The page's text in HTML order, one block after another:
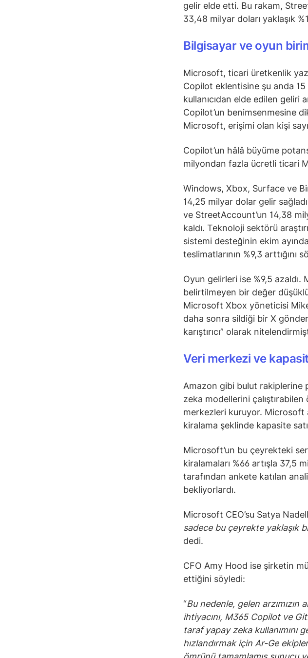
gelir elde etti. Bu rakam,
33,48 milyar doları yaklaşık
Bilgisayar ve oyun
Microsoft, ticari üretkenlik
Copilot eklentisine şu anda 15
kullanıcıdan elde edilen geliri
Copilot’un benimsenmesine
Microsoft, erişimi olan kişi
Copilot’un hâlâ büyüme
milyondan fazla ücretli ticari
Windows, Xbox, Surface ve
14,25 milyar dolar gelir
ve StreetAccount’un 14,38
kaldı. Teknoloji sektörü
sistemi desteğinin ekim
teslimatlarının %9,3 arttığını
Oyun gelirleri ise %9,5
belirtilmeyen bir değer
Microsoft Xbox yöneticisi Mike
daha sonra sildiği bir X
karıştırıcı” olarak
Veri merkezi ve
Amazon gibi bulut rakiplerine
zeka modellerini çalıştırabilen
merkezleri kuruyor. Microsoft
kiralama şeklinde kapasite
Microsoft’un bu çeyrekteki
kiralamaları %66 artışla 37,5
tarafından ankete katılan
bekliyorlardı.
Microsoft CEO’su Satya
sadece bu çeyrekte yaklaşık
dedi.
CFO Amy Hood ise şirketin
ettiğini söyledi:
“Bu nedenle, gelen arzımızın
ihtiyacını, M365 Copilot ve
taraf yapay zeka kullanımını
hızlandırmak için Ar-Ge